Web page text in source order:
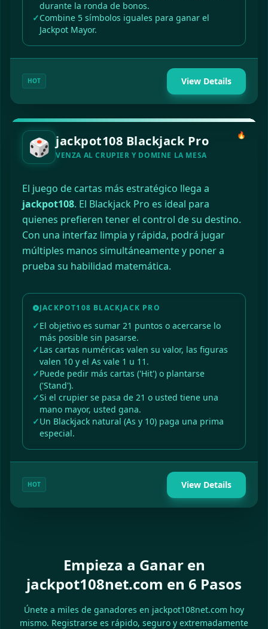
durante la ronda de bonos.
Combine 5 símbolos iguales para ganar el
Jackpot Mayor.
HOT View Details
🎲 jackpot108 Blackjack Pro
VENZA AL CRUPIER Y DOMINE LA MESA
🔥
El juego de cartas más estratégico llega a
jackpot108. El Blackjack Pro es ideal para
quienes prefieren tener el control de su destino.
Con una interfaz limpia y rápida, podrá jugar
múltiples manos simultáneamente y poner a
prueba su habilidad matemática.
JACKPOT108 BLACKJACK PRO
El objetivo es sumar 21 puntos o acercarse lo
más posible sin pasarse.
Las cartas numéricas valen su valor, las figuras
valen 10 y el As vale 1 u 11.
Puede pedir más cartas ('Hit') o plantarse
('Stand').
Si el crupier se pasa de 21 o usted tiene una
mano mayor, usted gana.
Un Blackjack natural (As y 10) paga una prima
especial.
HOT View Details
Empieza a Ganar en
jackpot108net.com en 6 Pasos
Únete a miles de ganadores en jackpot108net.com hoy
mismo. Registrarse es rápido, seguro y extremadamente